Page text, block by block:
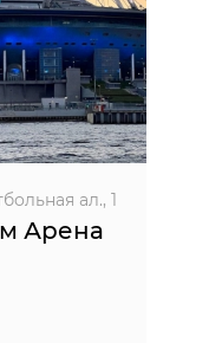
ал., 1
Арена